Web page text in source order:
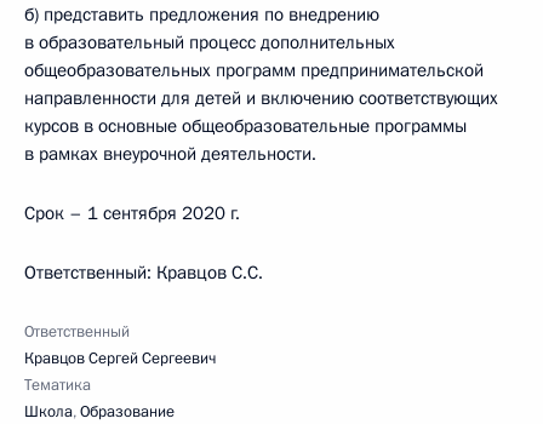
б) представить предложения по внедрению
в образовательный процесс дополнительных
общеобразовательных программ предпринимательской
направленности для детей и включению соответствующих
курсов в основные общеобразовательные программы
в рамках внеурочной деятельности.
Срок – 1 сентября 2020 г.
Ответственный: Кравцов С.С.
Ответственный
Кравцов Сергей Сергеевич
Тематика
Школа,Образование